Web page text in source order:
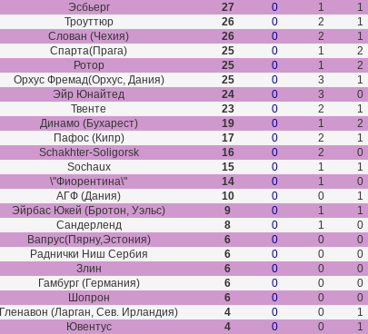
Эсбьерг 27 0 1 1
Троуттюр 26 0 2 1
Слован (Чехия) 26 0 2 1
Спарта(Прага) 25 0 1 2
Ротор 25 0 1 2
Орхус Фремад(Орхус, Дания) 25 0 3 1
Эйр Юнайтед 24 0 3 0
Твенте 23 0 2 1
Динамо (Бухарест) 19 0 1 2
Пафос (Кипр) 17 0 2 1
Schakhter-Soligorsk 16 0 2 0
Sochaux 15 0 1 1
\"Фиорентина\" 14 0 1 0
АГФ (Дания) 10 0 0 1
Эйрбас Юкей (Бротон, Уэльс) 9 0 1 1
Сандерленд 8 0 1 0
Вапрус(Пярну,Эстония) 6 0 0 0
Раднички Ниш Сербия 6 0 0 0
Злин 6 0 0 0
Гамбург (Германия) 6 0 0 0
Шопрон 6 0 0 0
Гленавон (Ларган, Сев. Ирландия) 4 0 0 1
Ювентус 4 0 0 1